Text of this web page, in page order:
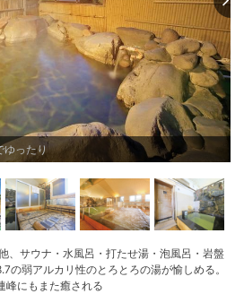
ゆったり
、サウナ・水風呂・打たせ湯・泡風呂・岩盤
の弱アルカリ性のとろとろの湯が愉しめる。
峰にもまた癒される